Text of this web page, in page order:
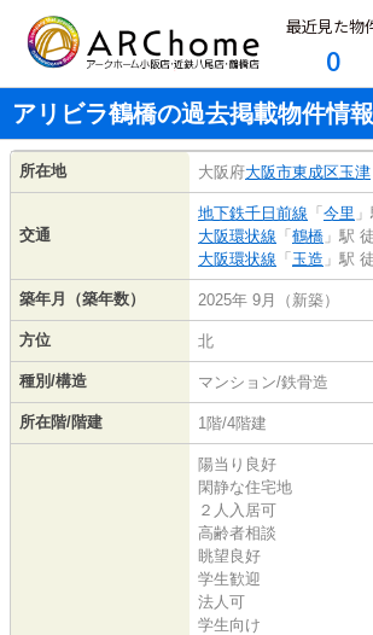
最近見た物
0
アリビラ鶴橋の過去掲載物件情報
所在地 大阪府大阪市東成区玉津
交通
地下鉄千日前線 「今里
大阪環状線 「鶴橋 」駅
大阪環状線 「玉造 」駅
築年月（築年数） 2025年 9月（新築）
方位 北
種別/構造 マンション/鉄骨造
所在階/階建 1階/4階建
陽当り良好
閑静な住宅地
２人入居可
高齢者相談
眺望良好
学生歓迎
法人可
学生向け